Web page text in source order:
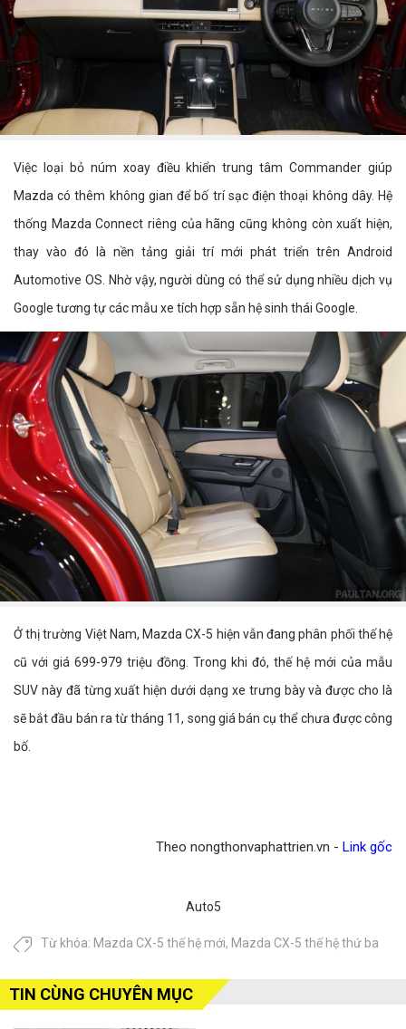
Việc loại bỏ núm xoay điều khiển trung tâm Commander giúp
Mazda có thêm không gian để bố trí sạc điện thoại không dây. Hệ
thống Mazda Connect riêng của hãng cũng không còn xuất hiện,
thay vào đó là nền tảng giải trí mới phát triển trên Android
Automotive OS. Nhờ vậy, người dùng có thể sử dụng nhiều dịch vụ
Google tương tự các mẫu xe tích hợp sẵn hệ sinh thái Google.
Ở thị trường Việt Nam, Mazda CX-5 hiện vẫn đang phân phối thế hệ
cũ với giá 699-979 triệu đồng. Trong khi đó, thế hệ mới của mẫu
SUV này đã từng xuất hiện dưới dạng xe trưng bày và được cho là
sẽ bắt đầu bán ra từ tháng 11, song giá bán cụ thể chưa được công
bố.
Theo nongthonvaphattrien.vn - Link gốc
Auto5
Từ khóa: Mazda CX-5 thế hệ mới, Mazda CX-5 thế hệ thứ ba
TIN CÙNG CHUYÊN MỤC